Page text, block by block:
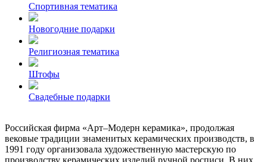
Спортивная тематика
Новогодние подарки
Религиозная тематика
Штофы
Свадебные подарки
Российская фирма «Арт–Модерн керамика», продолжая
вековые традиции знаменитых керамических производств, в
1991 году организовала художественную мастерскую по
производству керамических изделий ручной росписи. В них